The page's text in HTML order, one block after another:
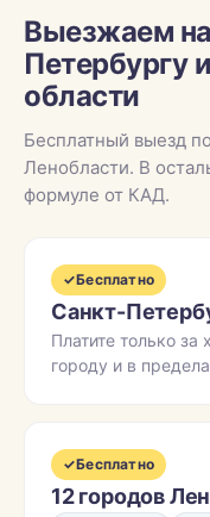
Выезжаем
Петербургу
области
Бесплатный выезд
Ленобласти. В
формуле от КАД.
✓Бесплатно
Санкт-
Платите только
городу и в
✓Бесплатно
12 городов